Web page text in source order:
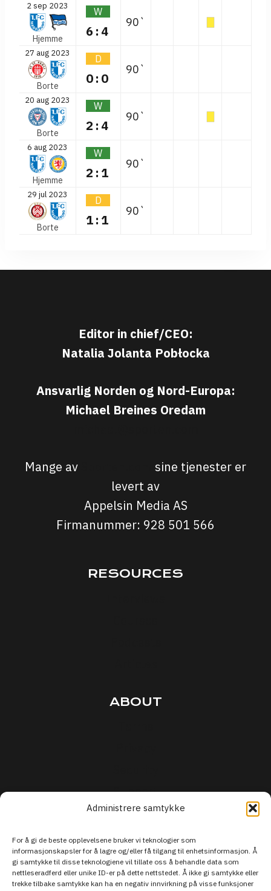
Administrere samtykke
For å gi de beste opplevelsene bruker vi teknologier som
informasjonskapsler for å lagre og/eller få tilgang til enhetsinformasjon. Å
gi samtykke til disse teknologiene vil tillate oss å behandle data som
nettleseradferd eller unike ID-er på dette nettstedet. Å ikke gi samtykke eller
trekke tilbake samtykke kan ha en negativ innvirkning på visse funksjoner
2 sep 2023
Hjemme
W
6:4
90`
27 aug 2023
Borte
D
0:0
90`
20 aug 2023
Borte
W
2:4
90`
6 aug 2023
Hjemme
W
2:1
90`
29 jul 2023
Borte
D
1:1
90`
Editor in chief/CEO:
Natalia Jolanta Pobłocka
Ansvarlig Norden og Nord-Europa:
Michael Breines Oredam
Mange av
sine tjenester er
levert av
Appelsin Media AS
Firmanummer: 928 501 566
RESOURCES
ABOUT
Support